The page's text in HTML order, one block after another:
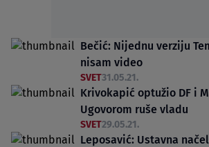
Bečić: Nijednu verziju
nisam video
SVET31.05.21.
Krivokapić optužio DF i
Ugovorom ruše vladu
SVET29.05.21.
Leposavić: Ustavna